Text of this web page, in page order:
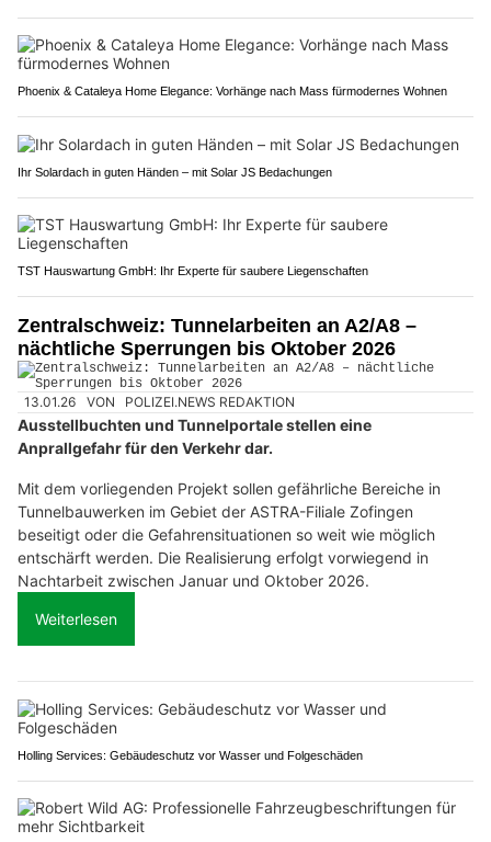
Phoenix & Cataleya Home Elegance: Vorhänge nach Mass fürmodernes Wohnen
Ihr Solardach in guten Händen – mit Solar JS Bedachungen
TST Hauswartung GmbH: Ihr Experte für saubere Liegenschaften
Zentralschweiz: Tunnelarbeiten an A2/A8 –
nächtliche Sperrungen bis Oktober 2026
13.01.26 VON POLIZEI.NEWS REDAKTION
Ausstellbuchten und Tunnelportale stellen eine
Anprallgefahr für den Verkehr dar.
Mit dem vorliegenden Projekt sollen gefährliche Bereiche in
Tunnelbauwerken im Gebiet der ASTRA-Filiale Zofingen
beseitigt oder die Gefahrensituationen so weit wie möglich
entschärft werden. Die Realisierung erfolgt vorwiegend in
Nachtarbeit zwischen Januar und Oktober 2026.
Weiterlesen
Holling Services: Gebäudeschutz vor Wasser und Folgeschäden